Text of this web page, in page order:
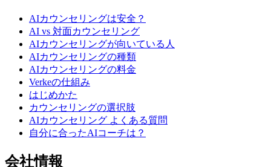
AIカウンセリングは安全？
AI vs 対面カウンセリング
AIカウンセリングが向いている人
AIカウンセリングの種類
AIカウンセリングの料金
Verkeの仕組み
はじめかた
カウンセリングの選択肢
AIカウンセリング よくある質問
自分に合ったAIコーチは？
会社情報